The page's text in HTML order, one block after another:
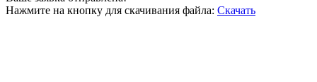
Нажмите на кнопку для скачивания файла: Скачать